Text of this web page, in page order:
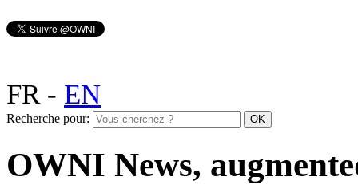
FR- EN
Recherche pour:
OWNI News,